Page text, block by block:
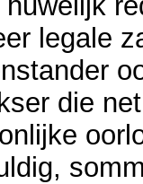
legale
die